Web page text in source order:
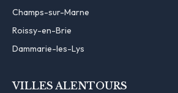
Champs-sur-Marne
Roissy-en-Brie
Dammarie-les-Lys
VILLES ALENTOURS